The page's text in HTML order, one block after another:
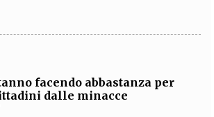
facendo abbastanza per
dalle minacce